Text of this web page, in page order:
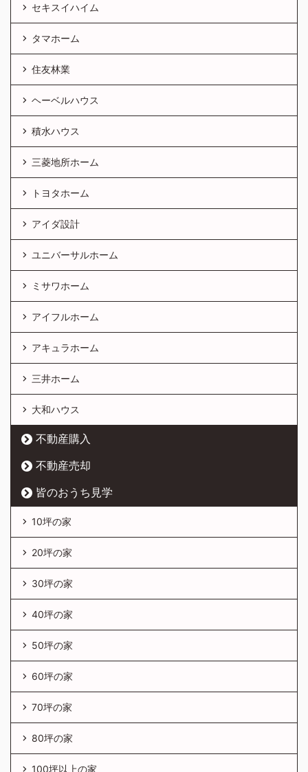
セキスイハイム
タマホーム
住友林業
ヘーベルハウス
積水ハウス
三菱地所ホーム
トヨタホーム
アイダ設計
ユニバーサルホーム
ミサワホーム
アイフルホーム
アキュラホーム
三井ホーム
大和ハウス
不動産購入
不動産売却
皆のおうち見学
10坪の家
20坪の家
30坪の家
40坪の家
50坪の家
60坪の家
70坪の家
80坪の家
100坪以上の家